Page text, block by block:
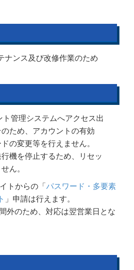
ンス及び改修作業のため
ト管理システムへアクセス出
ため、アカウントの有効
の変更等を行えません。
機を停止するため、リセッ
ん。
トからの「パスワード・多要素
」申請は行えます。
のため、対応は翌営業日とな